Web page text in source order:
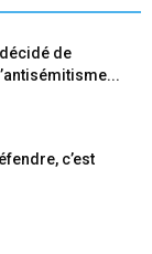
décidé de
c’est